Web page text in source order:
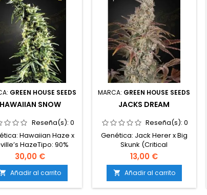
GREEN HOUSE SEEDS
HAWAIIAN SNOW
Reseña(s): 0
Hawaiian Haze x
HazeTipo: 90%
sativa / 10%
de
21-23%Tiempo de
12 semanas en
en
30,00 €
Añadir al carrito
MARCA: GREEN HOUSE SEEDS
JACKS DREAM
Reseña(s):0
Genética: Jack Herer x Big
Skunk (Critical
Mass)Tipo: 60% índica /
40% sativaContenido de
THC: 18-22%Tiempo de
floración: 8-9 semanas en
interiorProducción en
13,00 €
 Añadir al carrito